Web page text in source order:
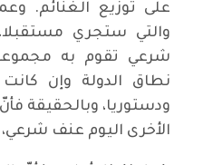
على توزيع الغنائم.
والتي ستجري
شرعي تقوم به
نطاق الدولة وإن
ودستوريا، وبالحقيقة
الأخرى اليوم عنف شرعي،